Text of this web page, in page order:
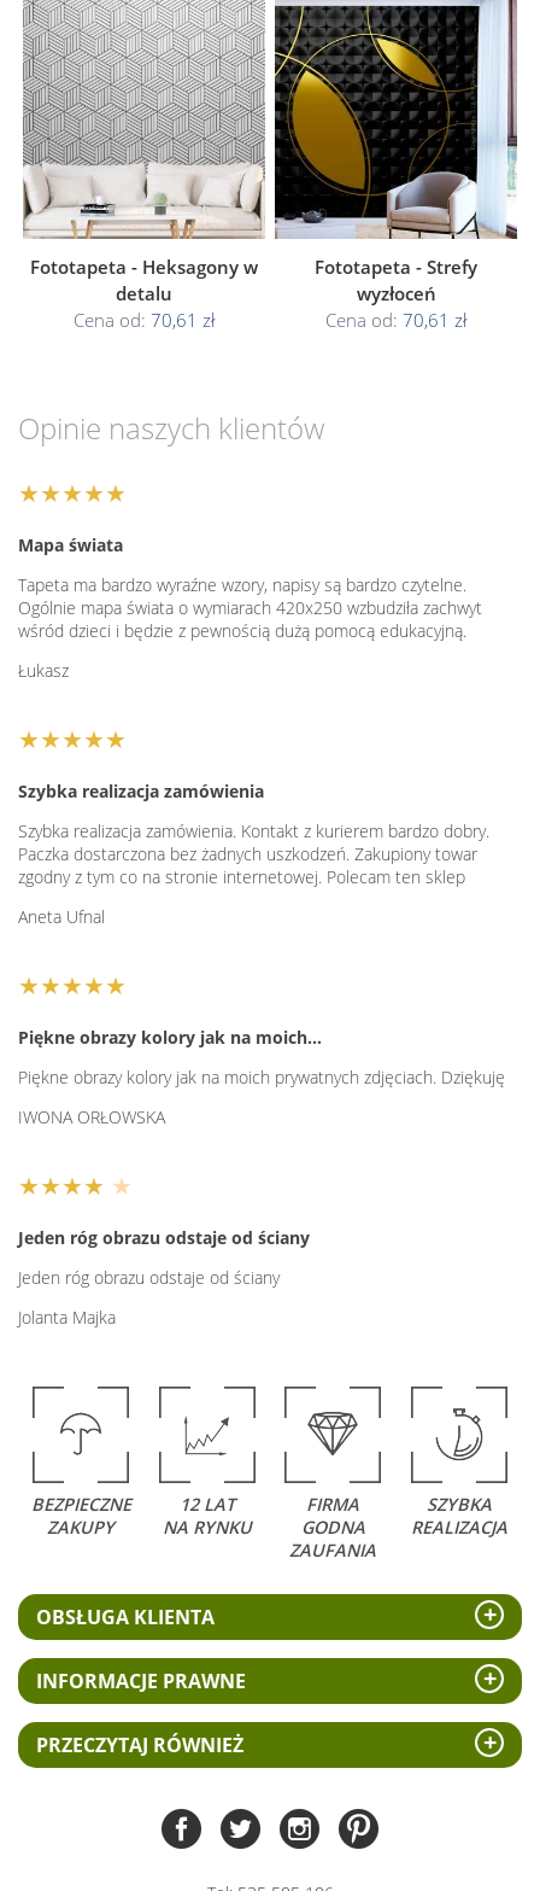
Fototapeta - Heksagony w
detalu
Cena od: 70,61 zł
Fototapeta - Strefy
wyzłoceń
Cena od: 70,61 zł
Opinie naszych klientów
★★★★★
Mapa świata
Tapeta ma bardzo wyraźne wzory, napisy są bardzo czytelne.
Ogólnie mapa świata o wymiarach 420x250 wzbudziła zachwyt
wśród dzieci i będzie z pewnością dużą pomocą edukacyjną.
Łukasz
★★★★★
Szybka realizacja zamówienia
Szybka realizacja zamówienia. Kontakt z kurierem bardzo dobry.
Paczka dostarczona bez żadnych uszkodzeń. Zakupiony towar
zgodny z tym co na stronie internetowej. Polecam ten sklep
Aneta Ufnal
★★★★★
Piękne obrazy kolory jak na moich…
Piękne obrazy kolory jak na moich prywatnych zdjęciach. Dziękuję
IWONA ORŁOWSKA
★★★★ ★
Jeden róg obrazu odstaje od ściany
Jeden róg obrazu odstaje od ściany
Jolanta Majka
BEZPIECZNE
ZAKUPY
12 LAT
NA RYNKU
FIRMA
GODNA
ZAUFANIA
SZYBKA
REALIZACJA
OBSŁUGA KLIENTA
INFORMACJE PRAWNE
PRZECZYTAJ RÓWNIEŻ